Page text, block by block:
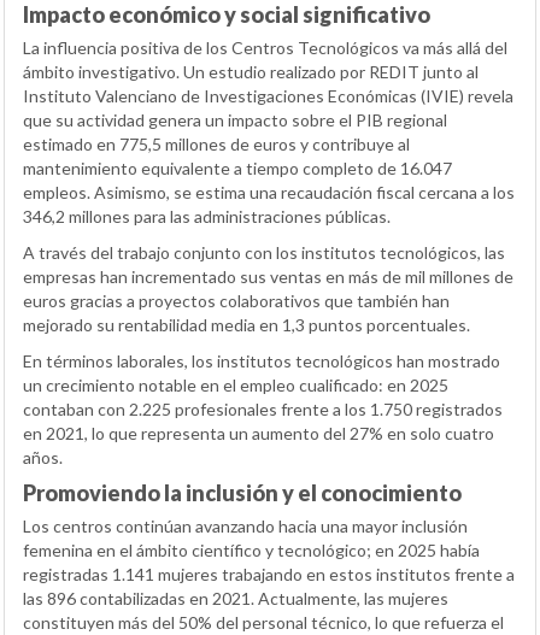
Impacto económico y social significativo
La influencia positiva de los Centros Tecnológicos va más allá del
ámbito investigativo. Un estudio realizado por REDIT junto al
Instituto Valenciano de Investigaciones Económicas (IVIE) revela
que su actividad genera un impacto sobre el PIB regional
estimado en 775,5 millones de euros y contribuye al
mantenimiento equivalente a tiempo completo de 16.047
empleos. Asimismo, se estima una recaudación fiscal cercana a los
346,2 millones para las administraciones públicas.
A través del trabajo conjunto con los institutos tecnológicos, las
empresas han incrementado sus ventas en más de mil millones de
euros gracias a proyectos colaborativos que también han
mejorado su rentabilidad media en 1,3 puntos porcentuales.
En términos laborales, los institutos tecnológicos han mostrado
un crecimiento notable en el empleo cualificado: en 2025
contaban con 2.225 profesionales frente a los 1.750 registrados
en 2021, lo que representa un aumento del 27% en solo cuatro
años.
Promoviendo la inclusión y el conocimiento
Los centros continúan avanzando hacia una mayor inclusión
femenina en el ámbito científico y tecnológico; en 2025 había
registradas 1.141 mujeres trabajando en estos institutos frente a
las 896 contabilizadas en 2021. Actualmente, las mujeres
constituyen más del 50% del personal técnico, lo que refuerza el